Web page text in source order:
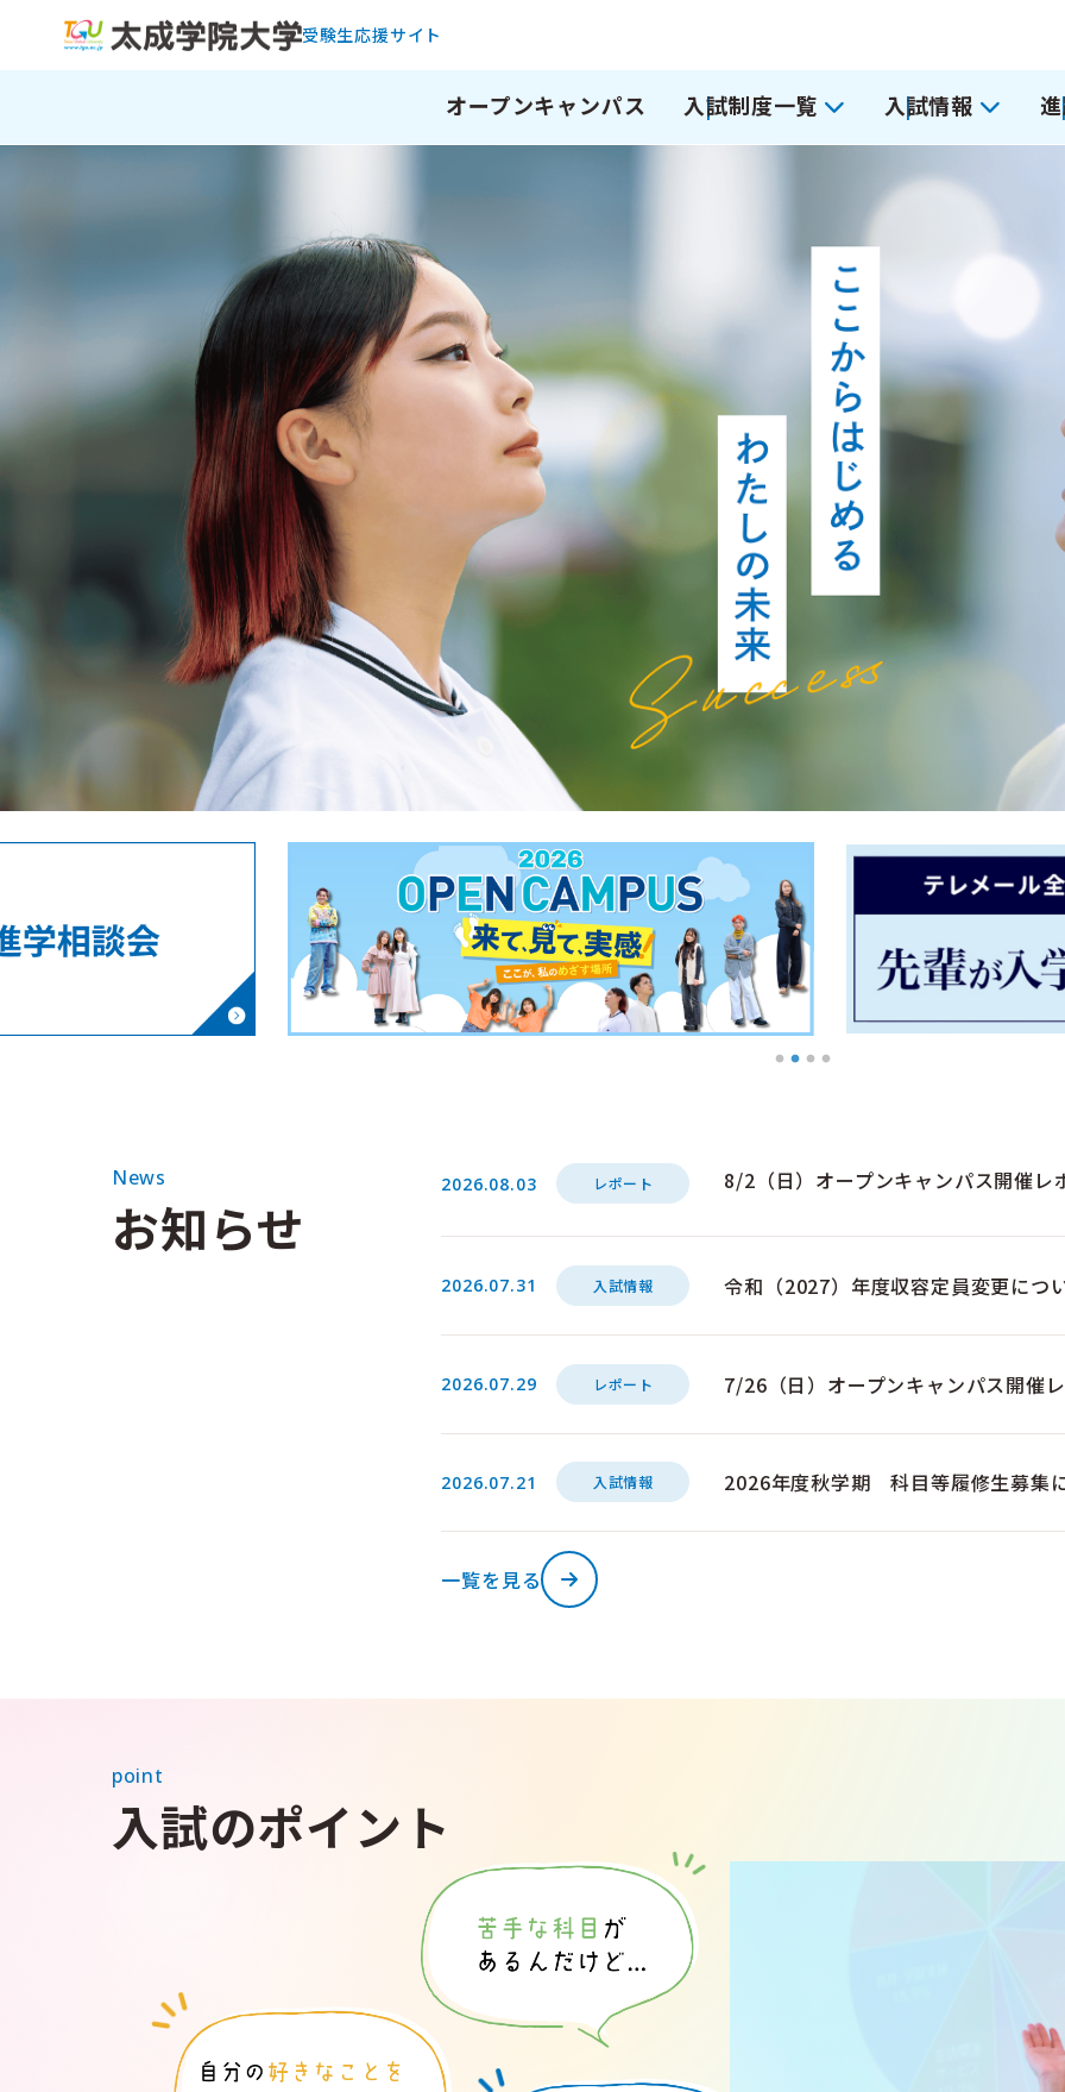
受験生応援サイト
オープンキャンパス 入試制度一覧 入試情報
News
お知らせ
2026.08.03 レポート 8/2（日）オープンキャンパス開催レ
2026.07.31 入試情報 令和（2027）年度収容定員変更につ
2026.07.29 レポート 7/26（日）オープンキャンパス開催
2026.07.21 入試情報 2026年度秋学期 科目等履修生募集
一覧を見る
point
入試のポイント